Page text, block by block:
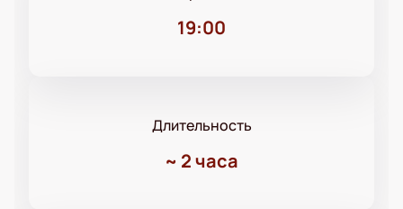
19:00
Длительность
~ 2 часа